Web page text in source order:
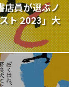
店員が選ぶノ
ト 2023」大